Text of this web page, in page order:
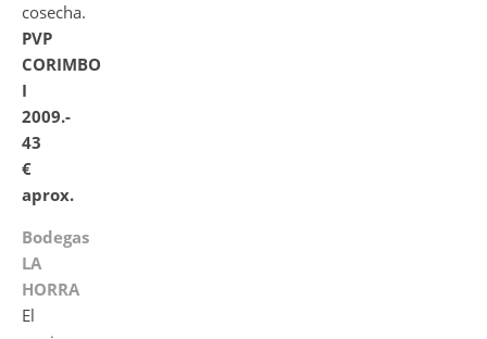
cosecha.
PVP
CORIMBO
I
2009.-
43
€
aprox.
Bodegas
LA
HORRA
El